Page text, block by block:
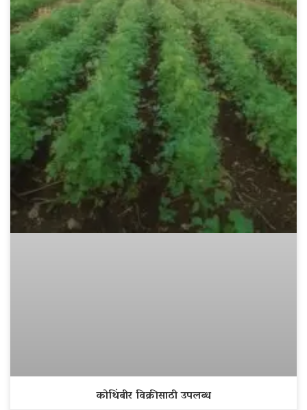
कोथिंबीर विक्रीसाठी उपलब्ध